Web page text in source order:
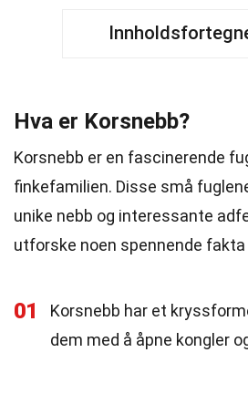
Hva er Korsnebb?
Korsnebb er en fascinerende
finkefamilien. Disse små
unike nebb og interessante
utforske noen spennende fakta
01
Korsnebb har et
dem med å åpne kongler